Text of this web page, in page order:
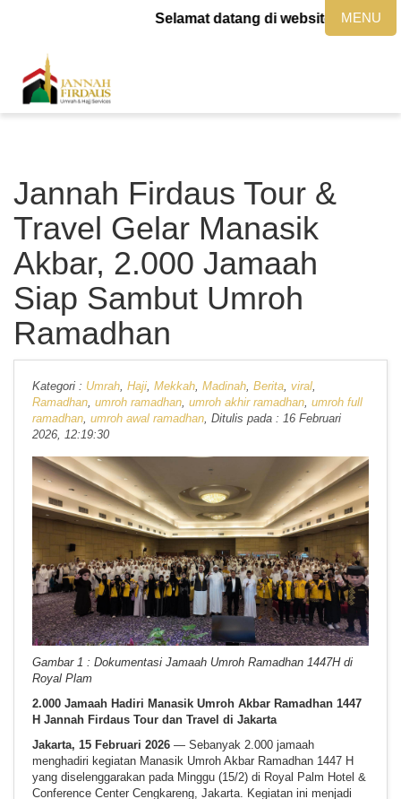
Selamat datang di website
Jannah Firdaus Tour &
Travel Gelar Manasik
Akbar, 2.000 Jamaah
Siap Sambut Umroh
Ramadhan
Kategori : Umrah Haji Mekkah Madinah Berita viral
Ramadhan umroh ramadhan umroh akhir ramadhan umroh full
ramadhan umroh awal ramadhan , Ditulis pada : 16 Februari
2026, 12:19:30
Gambar 1 : Dokumentasi Jamaah Umroh Ramadhan 1447H di
Royal Plam
2.000 Jamaah Hadiri Manasik Umroh Akbar Ramadhan 1447
H Jannah Firdaus Tour dan Travel di Jakarta
Jakarta, 15 Februari 2026 — Sebanyak 2.000 jamaah
menghadiri kegiatan Manasik Umroh Akbar Ramadhan 1447 H
yang diselenggarakan pada Minggu (15/2) di Royal Palm Hotel &
Conference Center Cengkareng, Jakarta. Kegiatan ini menjadi
MENU